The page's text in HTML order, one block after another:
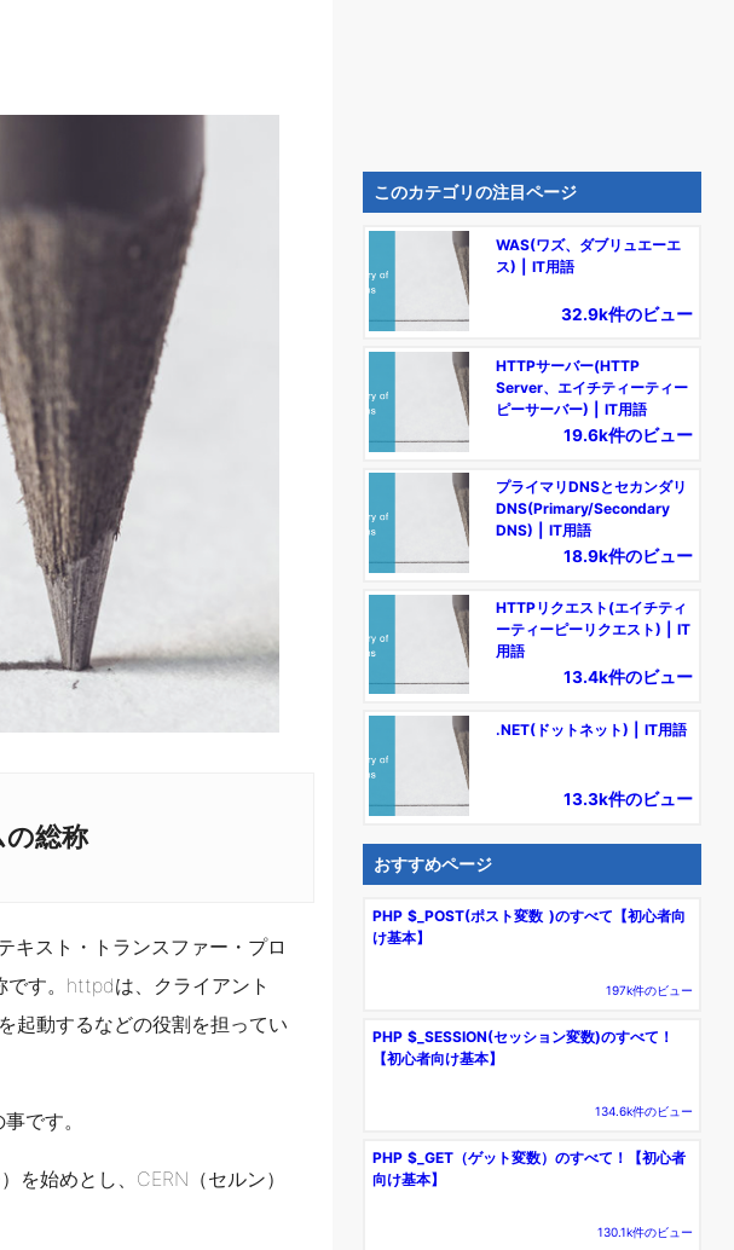
総称
スト・トランスファー・プロ
です。httpdは、クライアント
起動するなどの役割を担ってい
です。
）を始めとし、CERN（セルン）
このカテゴリの注目ページ
WAS(ワズ、ダブリュエーエ
ス) | IT用語
32.9k件のビュー
HTTPサーバー(HTTP
Server、エイチティーティー
ピーサーバー) | IT用語
19.6k件のビュー
プライマリDNSとセカンダリ
DNS(Primary/Secondary
DNS) | IT用語
18.9k件のビュー
HTTPリクエスト(エイチティ
ーティーピーリクエスト) | IT
用語
13.4k件のビュー
.NET(ドットネット) | IT用語
13.3k件のビュー
おすすめページ
PHP $_POST(ポスト変数 )のすべて【初心者向
け基本】
197k件のビュー
PHP $_SESSION(セッション変数)のすべて！
【初心者向け基本】
134.6k件のビュー
PHP $_GET（ゲット変数）のすべて！【初心者
向け基本】
130.1k件のビュー